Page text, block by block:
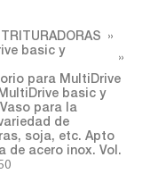
basic y
para MultiDrive
basic y
para la
de
soja, etc. Apto
de acero inox. Vol.